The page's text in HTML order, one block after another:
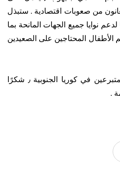
من صعوبات اقتصادية . ستبذل
نوايا جميع الجهات المانحة بما
المحتاجين على الصعيدين
جايهوب و سوزي من أبرز المتبرعين في كوريا الجنوبية ٫ شكرًا
.